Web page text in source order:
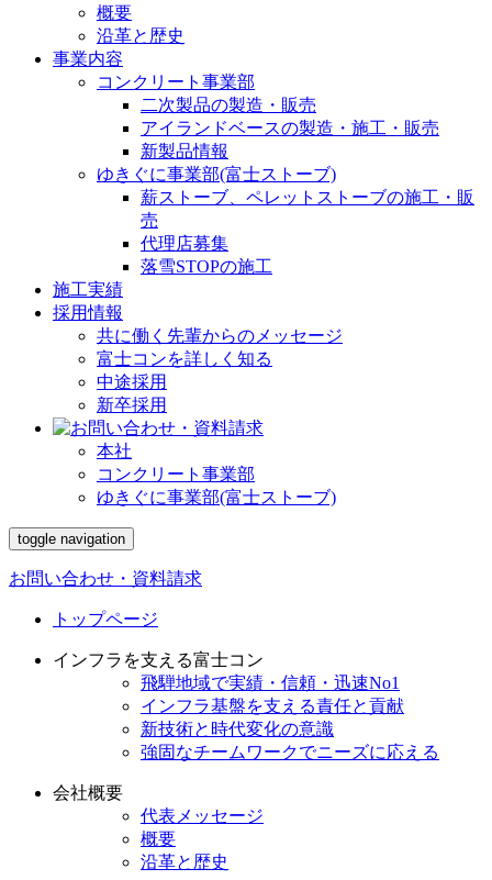
概要
沿革と歴史
事業内容
コンクリート事業部
二次製品の製造・販売
アイランドベースの製造・施工・販売
新製品情報
ゆきぐに事業部(富士ストーブ)
薪ストーブ、ペレットストーブの施工・販
売
代理店募集
落雪STOPの施工
施工実績
採用情報
共に働く先輩からのメッセージ
富士コンを詳しく知る
中途採用
新卒採用
本社
コンクリート事業部
ゆきぐに事業部(富士ストーブ)
toggle navigation
お問い合わせ・資料請求
トップページ
インフラを支える富士コン
飛騨地域で実績・信頼・迅速No1
インフラ基盤を支える責任と貢献
新技術と時代変化の意識
強固なチームワークでニーズに応える
会社概要
代表メッセージ
概要
沿革と歴史